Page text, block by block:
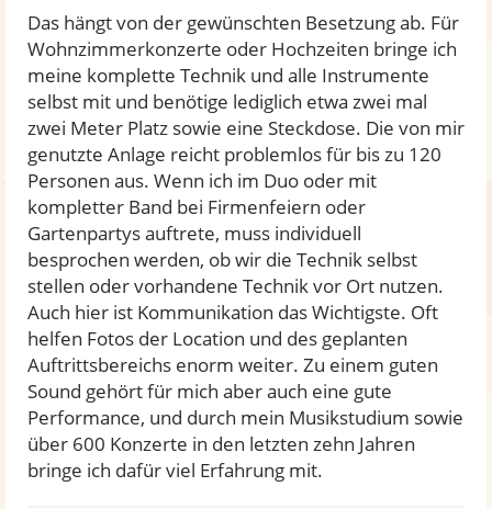
Das hängt von der gewünschten Besetzung ab. Für
Wohnzimmerkonzerte oder Hochzeiten bringe ich
meine komplette Technik und alle Instrumente
selbst mit und benötige lediglich etwa zwei mal
zwei Meter Platz sowie eine Steckdose. Die von mir
genutzte Anlage reicht problemlos für bis zu 120
Personen aus. Wenn ich im Duo oder mit
kompletter Band bei Firmenfeiern oder
Gartenpartys auftrete, muss individuell
besprochen werden, ob wir die Technik selbst
stellen oder vorhandene Technik vor Ort nutzen.
Auch hier ist Kommunikation das Wichtigste. Oft
helfen Fotos der Location und des geplanten
Auftrittsbereichs enorm weiter. Zu einem guten
Sound gehört für mich aber auch eine gute
Performance, und durch mein Musikstudium sowie
über 600 Konzerte in den letzten zehn Jahren
bringe ich dafür viel Erfahrung mit.